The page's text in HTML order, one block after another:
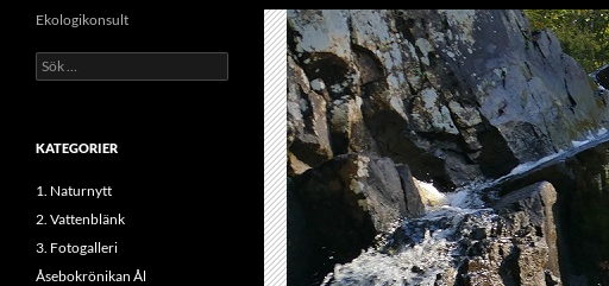
Ekologikonsult
Sök
efter:
KATEGORIER
1. Naturnytt
2. Vattenblänk
3. Fotogalleri
Åsebokrönikan Ål